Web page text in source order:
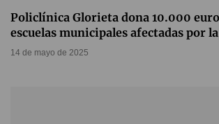
Policlínica Glorieta dona 10.000
escuelas municipales afectadas por
14 de mayo de 2025